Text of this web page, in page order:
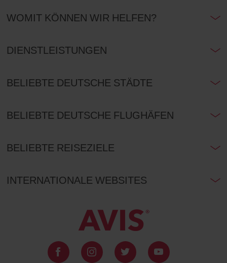
WOMIT KÖNNEN WIR HELFEN?
DIENSTLEISTUNGEN
BELIEBTE DEUTSCHE STÄDTE
BELIEBTE DEUTSCHE FLUGHÄFEN
BELIEBTE REISEZIELE
INTERNATIONALE WEBSITES